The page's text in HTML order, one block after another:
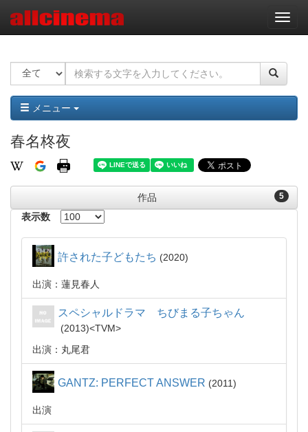
ナ
ビ
ー
ョ
ン
メニュー
春名柊夜
5
作品
表示数
許された子どもたち 2020
出演：蓮見春人
スペシャルドラマ ちびまる子ちゃん
2013
TVM
出演：丸尾君
GANTZ: PERFECT ANSWER 2011
出演